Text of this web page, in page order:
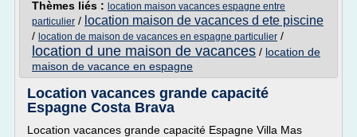
Thèmes liés : location maison vacances espagne entre
particulier / location maison de vacances d ete piscine
/ location de maison de vacances en espagne particulier /
location d une maison de vacances / location de
maison de vacance en espagne
Location vacances grande capacité
Espagne Costa Brava
Location vacances grande capacité Espagne Villa Mas